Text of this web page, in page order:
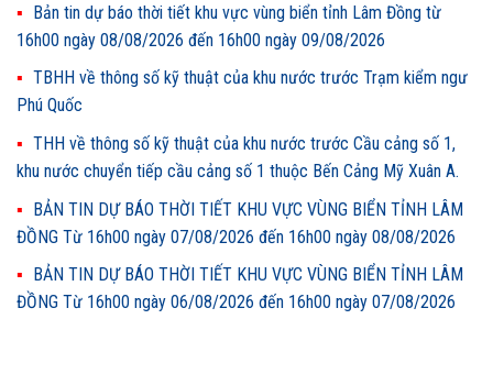
Bản tin dự báo thời tiết khu vực vùng biển tỉnh Lâm Đồng từ
16h00 ngày 08/08/2026 đến 16h00 ngày 09/08/2026
TBHH về thông số kỹ thuật của khu nước trước Trạm kiểm ngư
Phú Quốc
THH về thông số kỹ thuật của khu nước trước Cầu cảng số 1,
khu nước chuyển tiếp cầu cảng số 1 thuộc Bến Cảng Mỹ Xuân A.
BẢN TIN DỰ BÁO THỜI TIẾT KHU VỰC VÙNG BIỂN TỈNH LÂM
ĐỒNG Từ 16h00 ngày 07/08/2026 đến 16h00 ngày 08/08/2026
BẢN TIN DỰ BÁO THỜI TIẾT KHU VỰC VÙNG BIỂN TỈNH LÂM
ĐỒNG Từ 16h00 ngày 06/08/2026 đến 16h00 ngày 07/08/2026